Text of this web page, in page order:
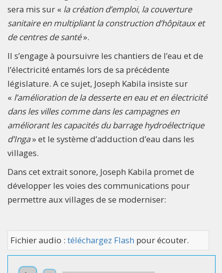
sera mis sur « la création d’emploi, la couverture
sanitaire en multipliant la construction d’hôpitaux et
de centres de santé».
Il s’engage à poursuivre les chantiers de l’eau et de
l’électricité entamés lors de sa précédente
législature. A ce sujet, Joseph Kabila insiste sur
« l’amélioration de la desserte en eau et en électricité
dans les villes comme dans les campagnes en
améliorant les capacités du barrage hydroélectrique
d’Inga» et le système d’adduction d’eau dans les
villages.
Dans cet extrait sonore, Joseph Kabila promet de
développer les voies des communications pour
permettre aux villages de se moderniser:
Fichier audio : téléchargez Flash pour écouter.